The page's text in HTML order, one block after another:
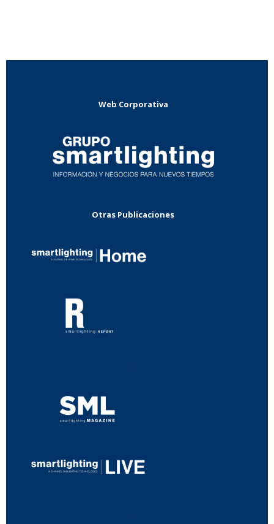
Web Corporativa
Otras Publicaciones